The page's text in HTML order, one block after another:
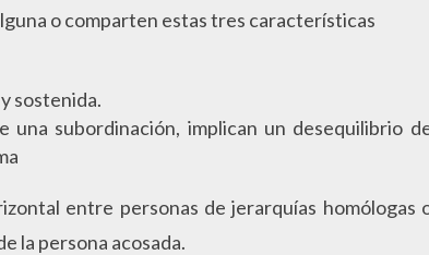
o comparten estas tres características
sostenida.
una subordinación, implican un desequilibrio
entre personas de jerarquías homólogas
la persona acosada.